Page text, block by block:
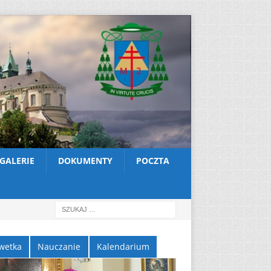
GALERIE DOKUMENTY POCZTA
Nauczanie Kalendarium